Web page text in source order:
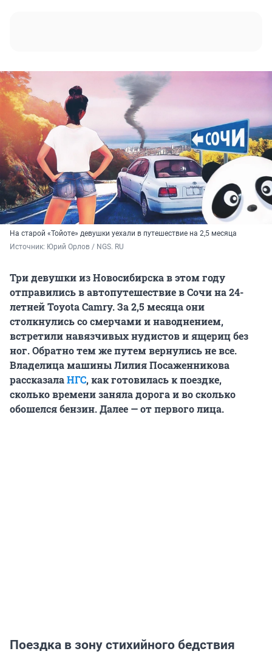
На старой «Тойоте» девушки уехали в путешествие на 2,5 месяца
Источник: Юрий Орлов / NGS. RU
Три девушки из Новосибирска в этом году
отправились в автопутешествие в Сочи на 24-
летней Toyota Camry. За 2,5 месяца они
столкнулись со смерчами и наводнением,
встретили навязчивых нудистов и ящериц без
ног. Обратно тем же путем вернулись не все.
Владелица машины Лилия Посаженникова
рассказалаНГС, как готовилась к поездке,
сколько времени заняла дорога и во сколько
обошелся бензин. Далее — от первого лица.
Поездка в зону стихийного бедствия